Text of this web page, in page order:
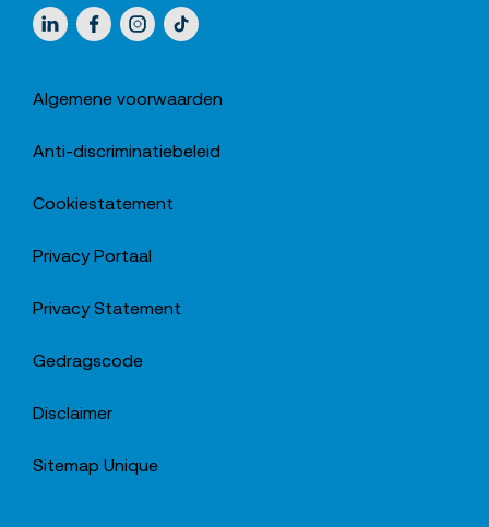
Sociale media
LinkedInFacebookInstagram
TikTok
Algemene voorwaarden
Anti-discriminatiebeleid
Cookiestatement
Privacy Portaal
Privacy Statement
Gedragscode
Disclaimer
Sitemap Unique